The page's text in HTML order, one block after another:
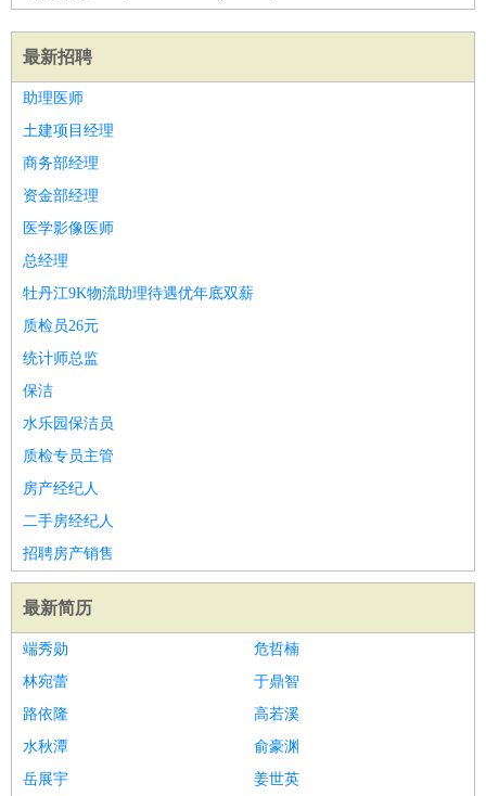
最新招聘
助理医师
土建项目经理
商务部经理
资金部经理
医学影像医师
总经理
牡丹江9K物流助理待遇优年底双薪
质检员26元
统计师总监
保洁
水乐园保洁员
质检专员主管
房产经纪人
二手房经纪人
招聘房产销售
最新简历
端秀勋
危哲楠
林宛蕾
于鼎智
路依隆
高若溪
水秋潭
俞豪渊
岳展宇
姜世英